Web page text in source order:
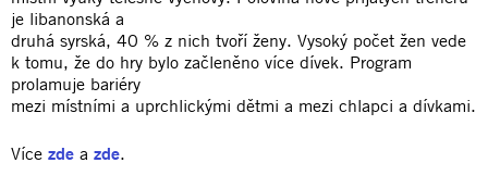
je libanonská a
druhá syrská, 40 % z nich tvoří ženy. Vysoký počet žen vede
k tomu, že do hry bylo začleněno více dívek. Program
prolamuje bariéry
mezi místními a uprchlickými dětmi a mezi chlapci a dívkami.
Více zde a zde.